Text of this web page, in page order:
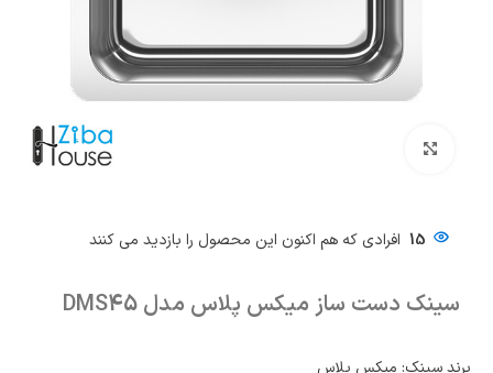
15 افرادی که هم اکنون این محصول را بازدید می کنند
سینک دست ساز میکس پلاس مدل DMS45
برند سینک: میکس پلاس